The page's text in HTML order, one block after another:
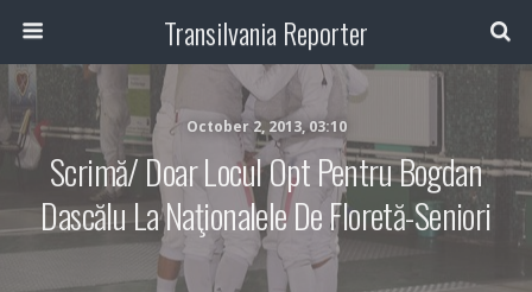
Transilvania Reporter
October 2, 2013, 03:10
Scrimă/ Doar Locul Opt Pentru Bogdan
Dascălu La Naţionalele De Floretă-Seniori